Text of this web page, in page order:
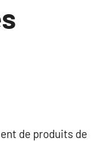
de produits de